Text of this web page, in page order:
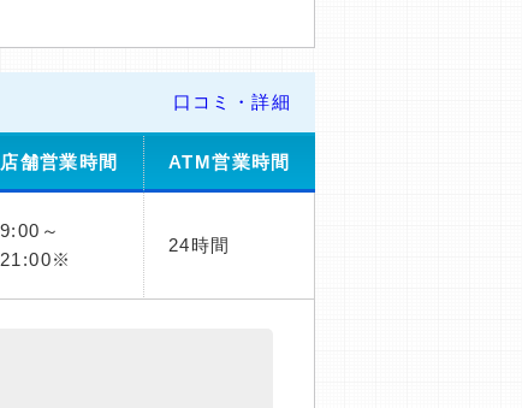
口コミ・詳細
店舗営業時間 ATM営業時間
9:00～
21:00※
24時間